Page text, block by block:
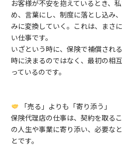
お客様が不安を抱えているとき、
め、言葉にし、制度に落とし込み
みに変換していく。これは、まさ
い仕事です。
いざという時に、保険で補償され
時に決まるのではなく、最初の相
っているのです。
「売る」よりも「寄り添う」
保険代理店の仕事は、契約を取る
の人生や事業に寄り添い、必要な
とです。